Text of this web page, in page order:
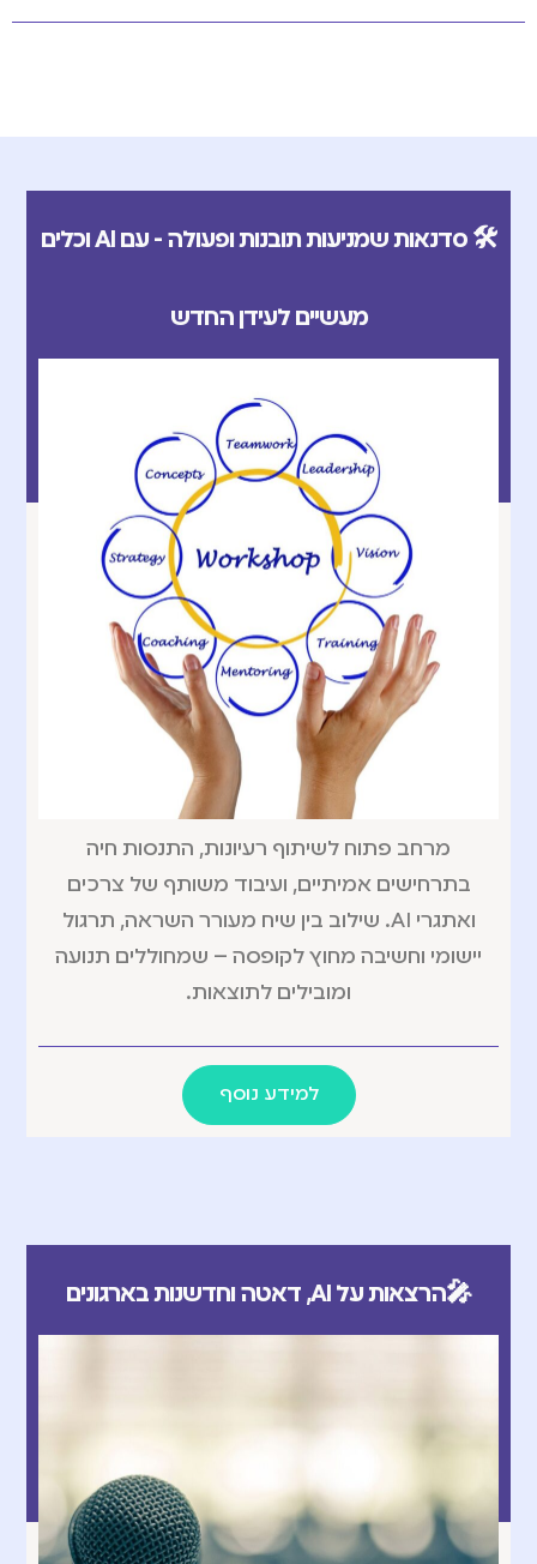
🛠️ סדנאות שמניעות תובנות ופעולה - עם AI וכלים
מעשיים לעידן החדש
מרחב פתוח לשיתוף רעיונות, התנסות חיה
בתרחישים אמיתיים, ועיבוד משותף של צרכים
ואתגרי AI. שילוב בין שיח מעורר השראה, תרגול
יישומי וחשיבה מחוץ לקופסה – שמחוללים תנועה
ומובילים לתוצאות.
למידע נוסף
🎤הרצאות על AI, דאטה וחדשנות בארגונים